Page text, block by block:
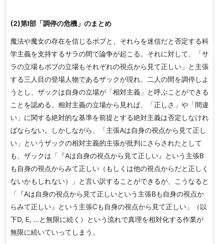
(2)第I部「調停の危機」のまとめ
魔法や魔女の存在を信じるボブと、それらを迷信だと否定する科
学主義を支持するサラの間で論争が起こる。それに対して、「サ
ラの立場もボブの立場もそれぞれの視点から見て正しい」と主張
する三人目の登場人物であるザックが現れ、二人の間を調停しよ
うとし、ザックは自身の立場が「相対主義」と呼ぶことができる
ことを認める。相対主義の立場から見れば、「正しさ」や「間違
い」に関する絶対的な基準を前提とする絶対主義は否定しなけれ
ばならない。しかしながら、「主張Aは自身の視点から見て正し
い」というザックの相対主義的主張が批判にさらされたとして
も、ザックは「『Aは自身の視点から見て正しい』という主張B
も自身の視点からみて正しい（もしくは他の視点からだと正しく
ないかもしれない）」と言い訳することができるが、こうなると
「『Aは自身の視点から見て正しいという主張Bも自身の視点か
らみて正しい』という主張Cも自身の視点から見て正しい」（以
下D, E, ...と無限に続く）という流れで真理を相対化する作業が
無限に続いていってしまう。